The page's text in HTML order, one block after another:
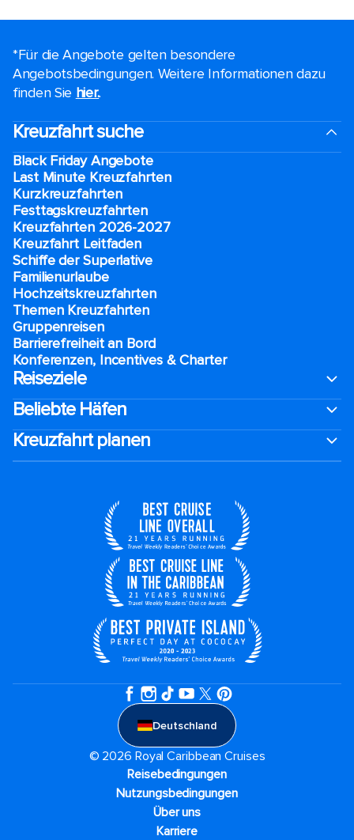
*Für die Angebote gelten besondere
Angebotsbedingungen. Weitere Informationen dazu
finden Sie hier..
Kreuzfahrt suche
Black Friday Angebote
Last Minute Kreuzfahrten
Kurzkreuzfahrten​
Festtagskreuzfahrten​
Kreuzfahrten 2026-2027
Kreuzfahrt Leitfaden
Schiffe der Superlative
Familienurlaube​
Hochzeitskreuzfahrten
Themen Kreuzfahrten
Gruppenreisen
Barrierefreiheit an Bord​
Konferenzen, Incentives & Charter
Reiseziele
Beliebte Häfen
Kreuzfahrt planen
Deutschland
© 2026 Royal Caribbean Cruises
Reisebedingungen
Nutzungsbedingungen
Über uns
Karriere​